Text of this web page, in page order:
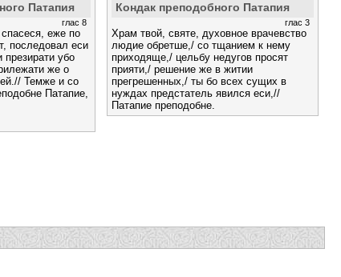
Патапия
глас 8
спасеся, еже по
последовал еси
убо
же о
Темже и со
Патапие,
Кондак преподобного Патапия
глас 3
Храм твой, святе, духовное врачевство
людие обретше,/ со тщанием к нему
приходяще,/ цельбу недугов просят
прияти,/ решение же в житии
прегрешенных,/ ты бо всех сущих в
нуждах предстатель явился еси,//
Патапие преподобне.